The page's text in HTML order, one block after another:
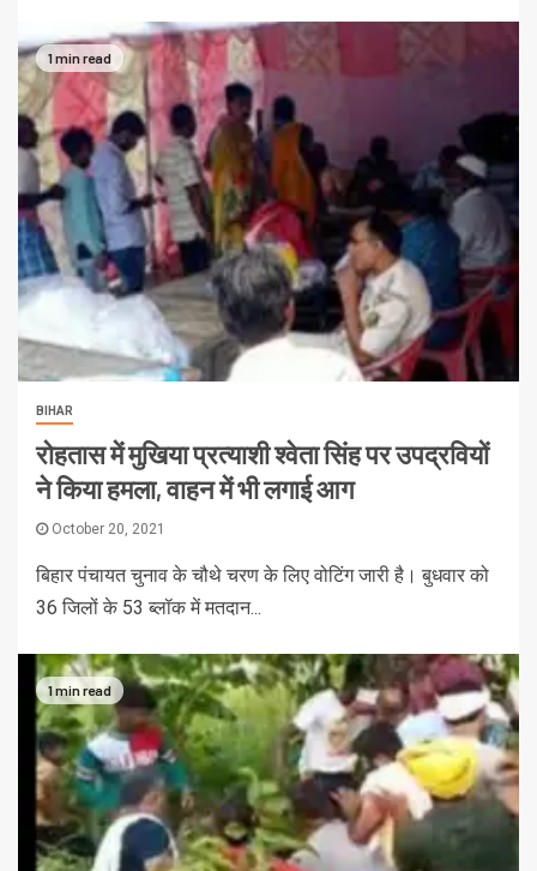
1 min read
BIHAR
रोहतास में मुखिया प्रत्याशी श्वेता सिंह पर उपद्रवियों
ने किया हमला, वाहन में भी लगाई आग
October 20, 2021
बिहार पंचायत चुनाव के चौथे चरण के लिए वोटिंग जारी है। बुधवार को
36 जिलों के 53 ब्लॉक में मतदान...
1 min read